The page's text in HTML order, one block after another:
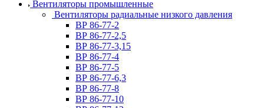
Вентиляторы промышленные
Вентиляторы радиальные низкого давления
ВР 86-77-2
ВР 86-77-2,5
ВР 86-77-3,15
ВР 86-77-4
ВР 86-77-5
ВР 86-77-6,3
ВР 86-77-8
ВР 86-77-10